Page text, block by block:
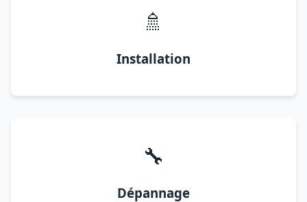
🚿
Installation
🔧
Dépannage